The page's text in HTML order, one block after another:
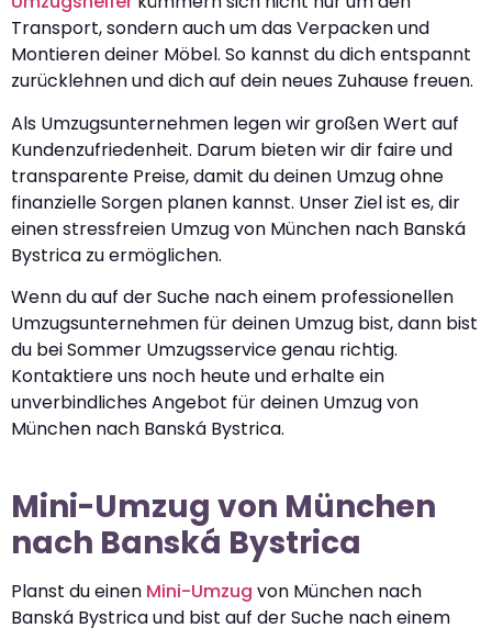
Transport, sondern auch um das Verpacken und
Montieren deiner Möbel. So kannst du dich entspannt
zurücklehnen und dich auf dein neues Zuhause freuen.
Als Umzugsunternehmen legen wir großen Wert auf
Kundenzufriedenheit. Darum bieten wir dir faire und
transparente Preise, damit du deinen Umzug ohne
finanzielle Sorgen planen kannst. Unser Ziel ist es, dir
einen stressfreien Umzug von München nach Banská
Bystrica zu ermöglichen.
Wenn du auf der Suche nach einem professionellen
Umzugsunternehmen für deinen Umzug bist, dann bist
du bei Sommer Umzugsservice genau richtig.
Kontaktiere uns noch heute und erhalte ein
unverbindliches Angebot für deinen Umzug von
München nach Banská Bystrica.
Mini-Umzug von München
nach Banská Bystrica
Planst du einen Mini-Umzug von München nach
Banská Bystrica und bist auf der Suche nach einem